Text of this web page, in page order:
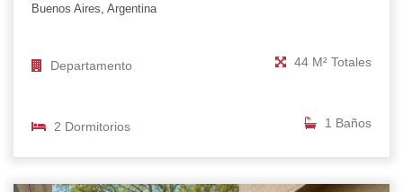
Buenos Aires, Argentina
Departamento 44 M² Totales
2 Dormitorios 1 Baños